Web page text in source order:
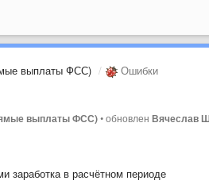
выплаты ФСС) Ошибки
выплаты ФСС)•обновленВячеслав
заработка в расчётном периоде